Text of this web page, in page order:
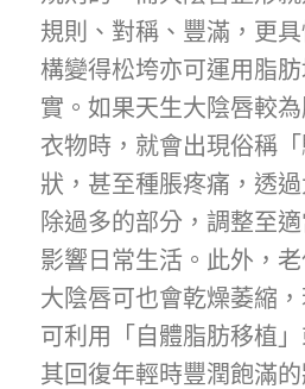
規則、對稱、豐滿，更
構變得松垮亦可運用脂
實。如果天生大陰唇較
衣物時，就會出現俗稱
狀，甚至種脹疼痛，透
除過多的部分，調整至
影響日常生活。此外，
大陰唇可也會乾燥萎縮
可利用「自體脂肪移植
其回復年輕時豐潤飽滿